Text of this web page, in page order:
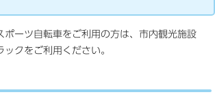
ポーツ自転車をご利用の方は、市内観光施設
クをご利用ください。